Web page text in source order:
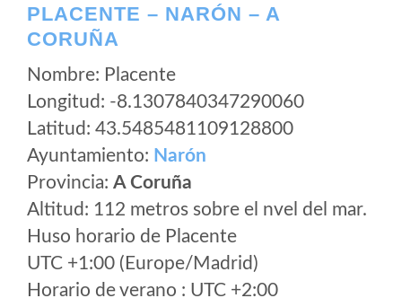
PLACENTE – NARÓN – A
CORUÑA
Nombre: Placente
Longitud: -8.1307840347290060
Latitud: 43.5485481109128800
Ayuntamiento: Narón
Provincia: A Coruña
Altitud: 112 metros sobre el nvel del mar.
Huso horario de Placente
UTC +1:00 (Europe/Madrid)
Horario de verano : UTC +2:00